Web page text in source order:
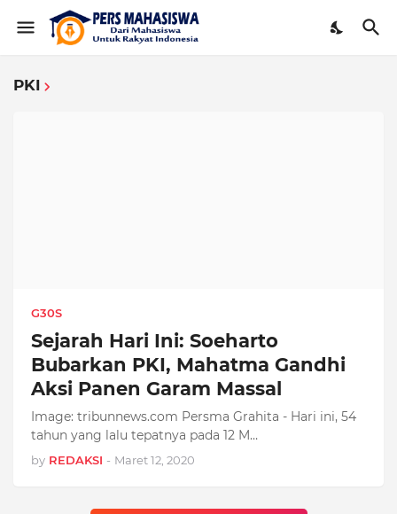
PKI
G30S
Sejarah Hari Ini: Soeharto
Bubarkan PKI, Mahatma Gandhi
Aksi Panen Garam Massal
Image: tribunnews.com Persma Grahita - Hari ini, 54
tahun yang lalu tepatnya pada 12 M…
by REDAKSI - Maret 12, 2020